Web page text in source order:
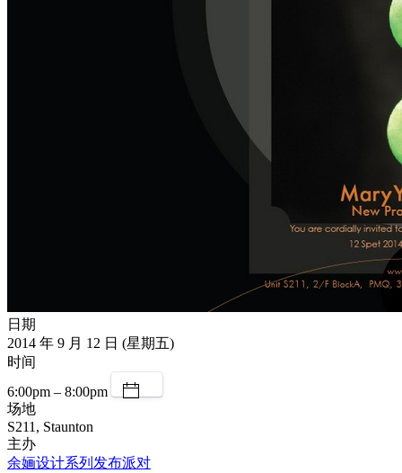
日期
2014 年 9 月 12 日 (星期五)
时间
6:00pm – 8:00pm
场地
S211, Staunton
主办
余婳设计系列发布派对